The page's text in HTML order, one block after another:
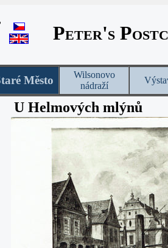
Peter's
Město
Wilsonovo
nádraží
U Helmových mlýnů